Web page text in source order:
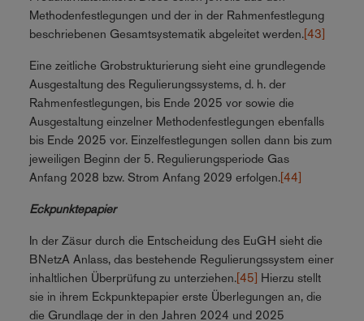
Methodenfestlegungen und der in der Rahmenfestlegung
beschriebenen Gesamtsystematik abgeleitet werden.[43]
Eine zeitliche Grobstrukturierung sieht eine grundlegende
Ausgestaltung des Regulierungssystems, d. h. der
Rahmenfestlegungen, bis Ende 2025 vor sowie die
Ausgestaltung einzelner Methodenfestlegungen ebenfalls
bis Ende 2025 vor. Einzelfestlegungen sollen dann bis zum
jeweiligen Beginn der 5. Regulierungsperiode Gas
Anfang 2028 bzw. Strom Anfang 2029 erfolgen.[44]
Eckpunktepapier
In der Zäsur durch die Entscheidung des EuGH sieht die
BNetzA Anlass, das bestehende Regulierungssystem einer
inhaltlichen Überprüfung zu unterziehen.[45] Hierzu stellt
sie in ihrem Eckpunktepapier erste Überlegungen an, die
die Grundlage der in den Jahren 2024 und 2025